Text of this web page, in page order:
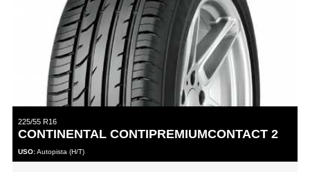
225/55 R16
CONTINENTAL CONTIPREMIUMCONTACT 2
USO:Autopista (H/T)